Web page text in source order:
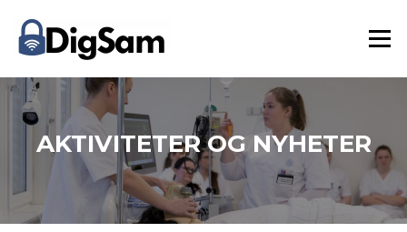
content
Menu
AKTIVITETER OG NYHETER